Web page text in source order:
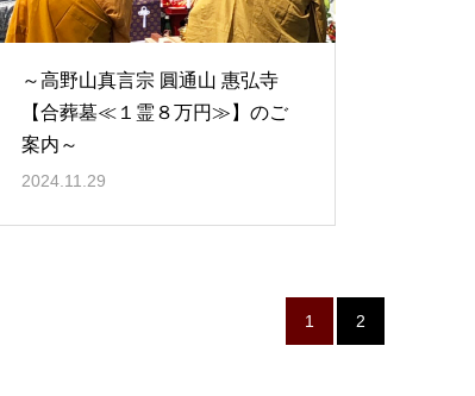
～高野山真言宗 圓通山 惠弘寺
【合葬墓≪１霊８万円≫】のご
案内～
2024.11.29
1 2